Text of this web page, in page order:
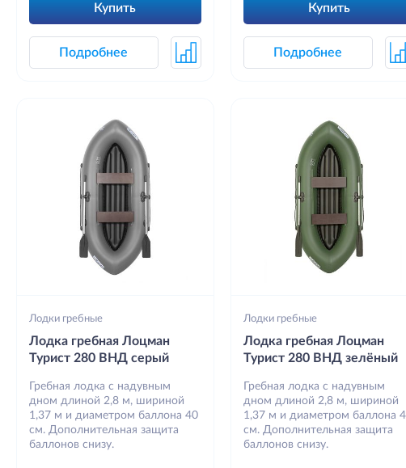
Купить
Подробнее
Купить
Подробнее
Лодки гребные
Лодка гребная Лоцман
Турист 280 ВНД серый
Гребная лодка с надувным
дном длиной 2,8 м, шириной
1,37 м и диаметром баллона 40
см. Дополнительная защита
баллонов снизу.
Лодки гребные
Лодка гребная Лоцман
Турист 280 ВНД зелёный
Гребная лодка с надувным
дном длиной 2,8 м, шириной
1,37 м и диаметром баллона
см. Дополнительная защита
баллонов снизу.